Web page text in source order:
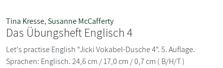
Tina Kresse, Susanne McCafferty
Das Übungsheft Englisch 4
Let's practise English "Jicki Vokabel-Dusche 4". 5. Auflage.
Sprachen: Englisch. 24,6 cm / 17,0 cm / 0,7 cm ( B/H/T )